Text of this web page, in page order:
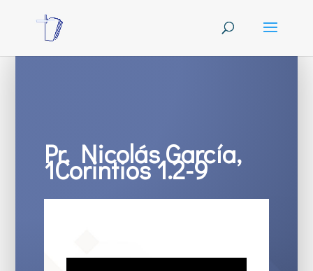
Pr. Nicolás García,
1Corintios 1.2-9